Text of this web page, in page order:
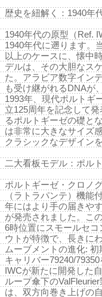
歴史を紐解く：1940年
1940年代の原型（Ref.
1940年代に遡ります。
以上のケースに、懐中
デルは、その大胆なス
た。アラビア数字イン
も受け継がれるDNAが
1993年、現代ポルトギ
立125周年を記念して
るポルトギーゼの礎と
は非常に大きなサイズ
クラシックなデザイン
二大看板モデル：ポル
ポルトギーゼ・クロノ
（ラトラパンテ）機能
年にはより手の届きや
が発売されました。こ
6時位置にスモールセ
ウトが特徴で、長きに
ムーブメントの進化:
キャリバー79240/
IWCが新たに開発した
ループ傘下の
は、双方向巻き上げの